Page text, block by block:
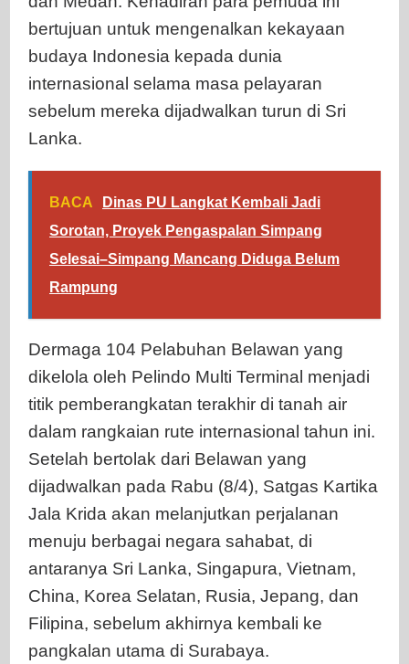
bertujuan untuk mengenalkan kekayaan
budaya Indonesia kepada dunia
internasional selama masa pelayaran
sebelum mereka dijadwalkan turun di Sri
Lanka.
BACA
Dinas PU Langkat Kembali Jadi
Sorotan, Proyek Pengaspalan Simpang
Selesai–Simpang Mancang Diduga Belum
Rampung
Dermaga 104 Pelabuhan Belawan yang
dikelola oleh Pelindo Multi Terminal menjadi
titik pemberangkatan terakhir di tanah air
dalam rangkaian rute internasional tahun ini.
Setelah bertolak dari Belawan yang
dijadwalkan pada Rabu (8/4), Satgas Kartika
Jala Krida akan melanjutkan perjalanan
menuju berbagai negara sahabat, di
antaranya Sri Lanka, Singapura, Vietnam,
China, Korea Selatan, Rusia, Jepang, dan
Filipina, sebelum akhirnya kembali ke
pangkalan utama di Surabaya.